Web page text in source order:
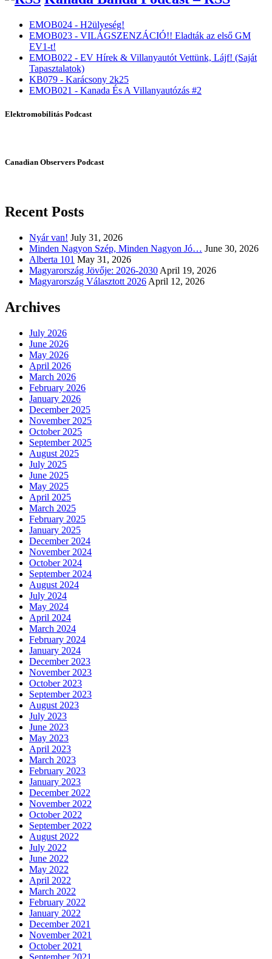
EMOB024 - H2ülyeség!
EMOB023 - VILÁGSZENZÁCIÓ!! Eladták az első GM
EV1-t!
EMOB022 - EV Hírek & Villanyautót Vettünk, Lájf! (Saját
Tapasztalatok)
KB079 - Karácsony 2k25
EMOB021 - Kanada És A Villanyautózás #2
Elektromobilitás Podcast
Canadian Observers Podcast
Recent Posts
Nyár van! July 31, 2026
Minden Nagyon Szép, Minden Nagyon Jó… June 30, 2026
Alberta 101 May 31, 2026
Magyarország Jövője: 2026-2030 April 19, 2026
Magyarország Választott 2026 April 12, 2026
Archives
July 2026
June 2026
May 2026
April 2026
March 2026
February 2026
January 2026
December 2025
November 2025
October 2025
September 2025
August 2025
July 2025
June 2025
May 2025
April 2025
March 2025
February 2025
January 2025
December 2024
November 2024
October 2024
September 2024
August 2024
July 2024
May 2024
April 2024
March 2024
February 2024
January 2024
December 2023
November 2023
October 2023
September 2023
August 2023
July 2023
June 2023
May 2023
April 2023
March 2023
February 2023
January 2023
December 2022
November 2022
October 2022
September 2022
August 2022
July 2022
June 2022
May 2022
April 2022
March 2022
February 2022
January 2022
December 2021
November 2021
October 2021
September 2021